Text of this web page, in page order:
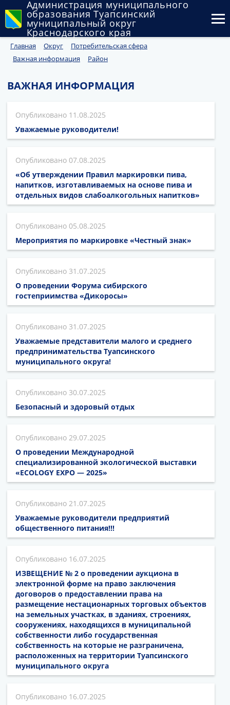
Администрация муниципального
образования Туапсинский
муниципальный округ
Краснодарского края
Округ
Государственный и муниципальный контроль
Муниципальное имущество
Публичные слушания и общественные обсуждения
Документы
Главная Округ
Потребительская сфера
Важная информация
Район
ВАЖНАЯ ИНФОРМАЦИЯ
11.08.2025
Уважаемые руководители!
07.08.2025
«Об утверждении Правил маркировки пива,
напитков, изготавливаемых на основе пива и
отдельных видов слабоалкогольных напитков»
05.08.2025
Мероприятия по маркировке «Честный знак»
31.07.2025
О проведении Форума сибирского
гостеприимства «Дикоросы»
31.07.2025
Уважаемые представители малого и среднего
предпринимательства Туапсинского
муниципального округа!
30.07.2025
Безопасный и здоровый отдых
29.07.2025
О проведении Международной
специализированной экологической выставки
«ECOLOGY EXPO — 2025»
21.07.2025
Уважаемые руководители предприятий
общественного питания!!!
16.07.2025
ИЗВЕЩЕНИЕ № 2 о проведении аукциона в
электронной форме на право заключения
договоров о предоставлении права на
размещение нестационарных торговых объектов
на земельных участках, в зданиях, строениях,
сооружениях, находящихся в муниципальной
собственности либо государственная
собственность на которые не разграничена,
расположенных на территории Туапсинского
муниципального округа
16.07.2025